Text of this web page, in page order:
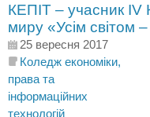
КЕПІТ – учасник IV
миру «Усім світом
25 вересня 2017
Коледж економіки,
права та
інформаційних
технологій